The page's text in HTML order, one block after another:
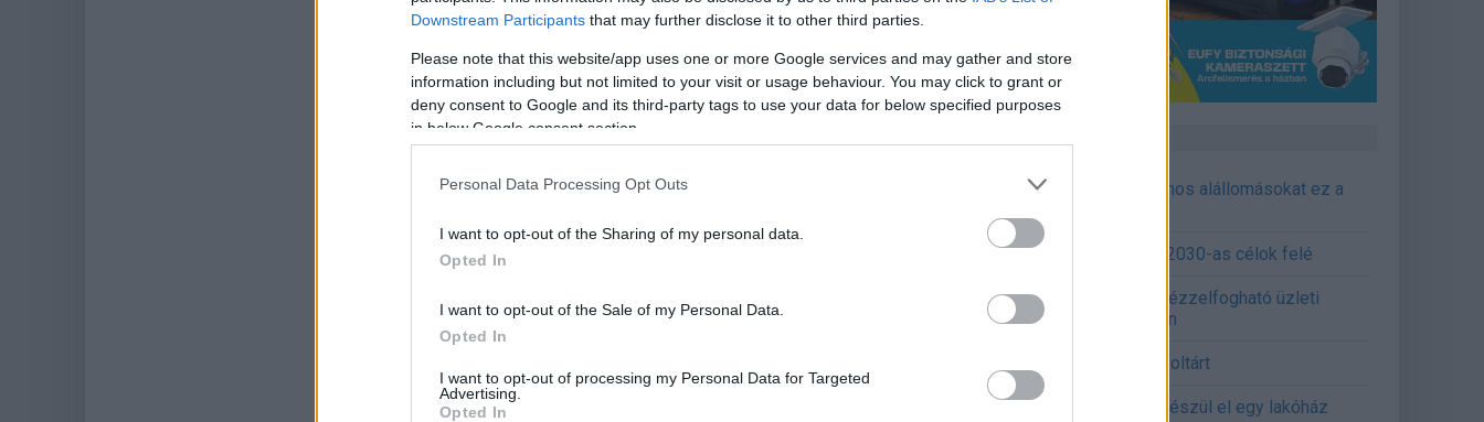
Downstream Participants that may further disclose it to other third parties.
Please note that this website/app uses one or more Google services and may gather and store
information including but not limited to your visit or usage behaviour. You may click to grant or
deny consent to Google and its third-party tags to use your data for below specified purposes
in below Google consent section.
Personal Data Processing Opt Outs
I want to opt-out of the Sharing of my personal data.
Opted In
I want to opt-out of the Sale of my Personal Data.
Opted In
I want to opt-out of processing my Personal Data for Targeted
Advertising.
Opted In
CÉGINFÓ HÍREK
Időzavaroktól védi a villamos alállomásokat ez a
Siemens - Lendületben a 2030-as célok felé
Beépített AI-ügynökök a kézzelfogható üzleti
eredmények szolgálatában
Digitalizálják a Pergamon-oltárt
A gyár, ahol 45 perc alatt készül el egy lakóház